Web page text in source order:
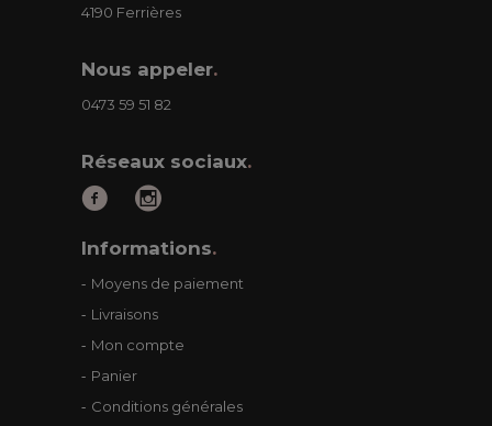
4190 Ferrières
Nous appeler.
0473 59 51 82
Réseaux sociaux.
Informations.
Moyens de paiement
Livraisons
Mon compte
Panier
Conditions générales